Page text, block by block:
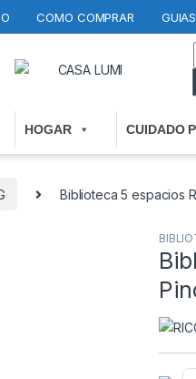
COMO COMPRAR
HOGAR CUIDADO
Biblioteca 5 espacios